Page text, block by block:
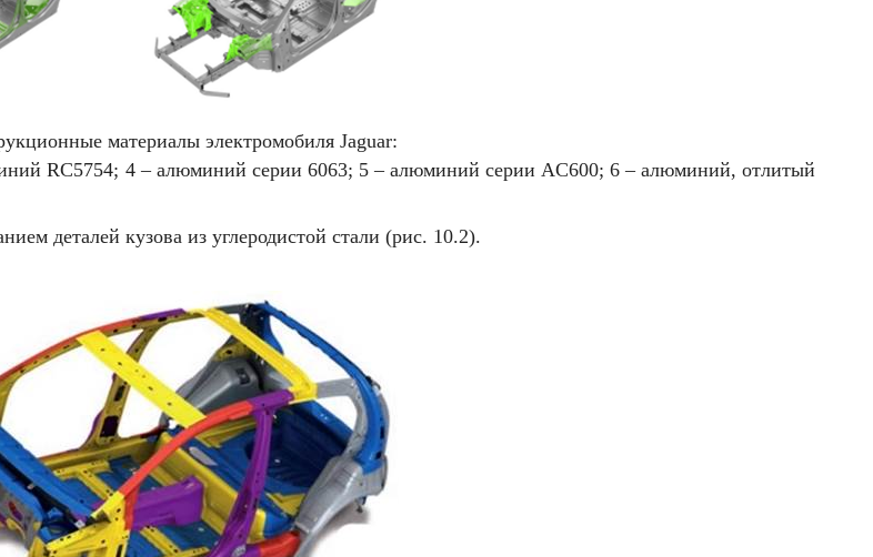
материалы электромобиля Jaguar:
RC5754; 4 – алюминий серии 6063; 5 – алюминий серии AC600; 6 – алюминий, отлитый
деталей кузова из углеродистой стали (рис. 10.2).